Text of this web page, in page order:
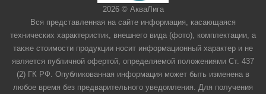
2026 © АкваЛига
Вся представленная на сайте информация, касающаяся
технических характеристик, внешнего вида (фото), комплектации, а
также стоимости продукции носит информационный характер и не
является публичной офертой, определяемой положениями Ст. 437
(2) ГК РФ. Опубликованная информация может быть изменена в
любое время без предварительного уведомления. Для получения